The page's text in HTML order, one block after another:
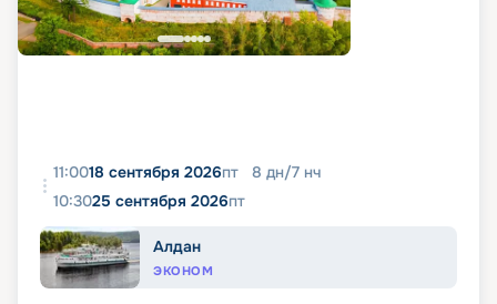
11:0018 сентября 2026пт 8 дн/7 нч
10:3025 сентября 2026пт
Алдан
ЭКОНОМ